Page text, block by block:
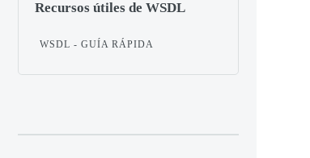
Recursos útiles de WSDL
WSDL - GUÍA RÁPIDA